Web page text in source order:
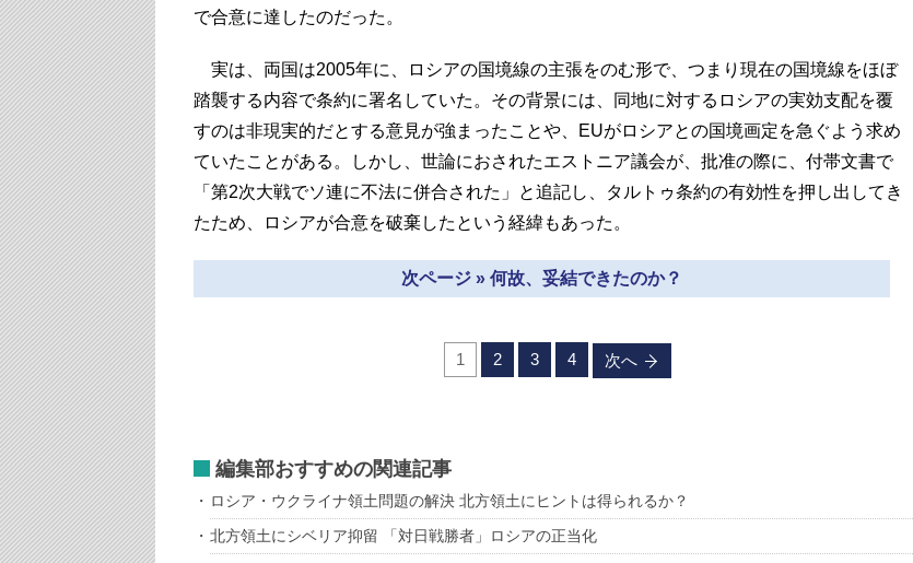
で合意に達したのだった。
実は、両国は2005年に、ロシアの国境線の主張をのむ形で、つまり現在の国境線をほぼ
踏襲する内容で条約に署名していた。その背景には、同地に対するロシアの実効支配を覆
すのは非現実的だとする意見が強まったことや、EUがロシアとの国境画定を急ぐよう求め
ていたことがある。しかし、世論におされたエストニア議会が、批准の際に、付帯文書で
「第2次大戦でソ連に不法に併合された」と追記し、タルトゥ条約の有効性を押し出してき
たため、ロシアが合意を破棄したという経緯もあった。
次ページ » 何故、妥結できたのか？
1 2 3 4 次へ
編集部おすすめの関連記事
ロシア・ウクライナ領土問題の解決 北方領土にヒントは得られるか？
北方領土にシベリア抑留 「対日戦勝者」ロシアの正当化